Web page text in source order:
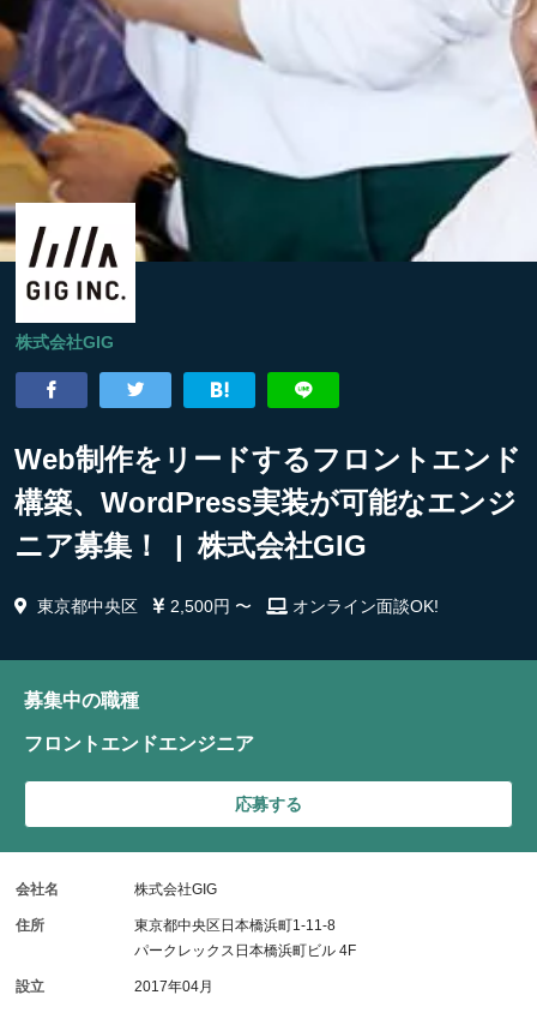
株式会社GIG
Web制作をリードするフロントエンド
構築、WordPress実装が可能なエンジ
ニア募集！ | 株式会社GIG
東京都中央区 2,500円 〜 オンライン面談OK!
募集中の職種
フロントエンドエンジニア
応募する
会社名 株式会社GIG
住所
東京都中央区日本橋浜町1-11-8
パークレックス日本橋浜町ビル 4F
設立 2017年04月